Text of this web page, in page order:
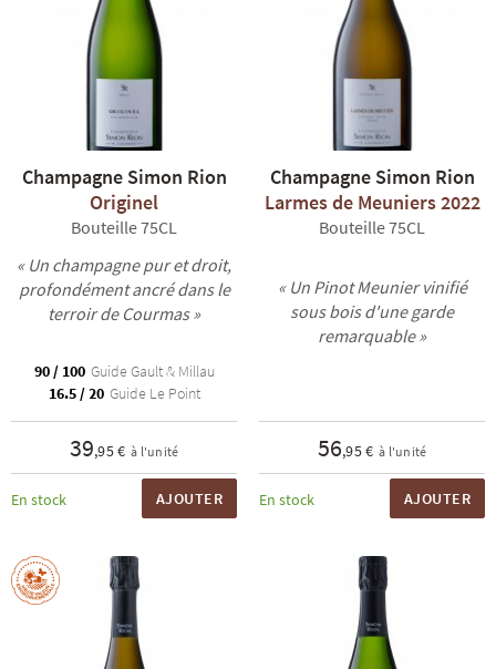
NOS MEILLEURES VENTES
Champagne Simon Rion
Originel
Bouteille 75CL
« Un champagne pur et droit,
profondément ancré dans le
terroir de Courmas »
90 / 100 Guide Gault & Millau
16.5 / 20 Guide Le Point
39,95 € à l'unité
En stock AJOUTER
Champagne Simon Rion
Larmes de Meuniers 2022
Bouteille 75CL
« Un Pinot Meunier vinifié
sous bois d'une garde
remarquable »
56,95 € à l'unité
En stock AJOUTER